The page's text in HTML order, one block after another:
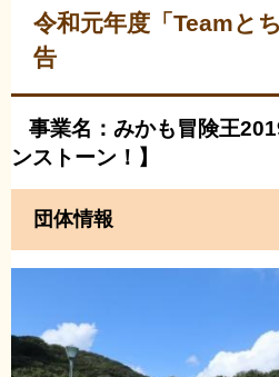
令和元年度「Teamと
告
事業名：みかも冒険王
ンストーン！】
団体情報